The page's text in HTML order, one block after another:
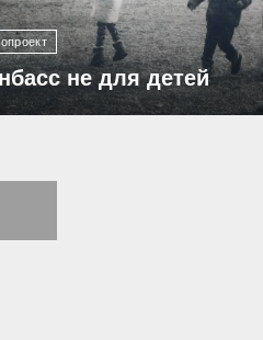
не для детей